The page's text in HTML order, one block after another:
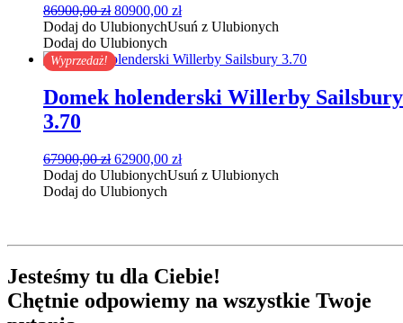
86900,00zł Pierwotna
cena
wynosiła:
86900,00 zł.
80900,00 złAktualna
cena
80900,00 zł.
Dodaj do UlubionychUsuń z Ulubionych
Dodaj do Ulubionych
Wyprzedaż!
Domek holenderski Willerby Sailsbury
3.70
67900,00zł Pierwotna
cena
wynosiła:
62900,00 złAktualna
cena
Dodaj do UlubionychUsuń z Ulubionych
Dodaj do Ulubionych
Jesteśmy tu dla Ciebie!
Chętnie odpowiemy na wszystkie Twoje